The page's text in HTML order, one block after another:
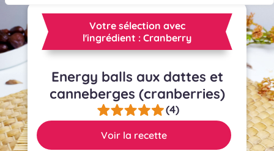
INGRÉDIENTS
LECTURES CULINAIRES
SOUMETTRE UNE RECETTE
BOUTIQUE
Votre sélection avec
l'ingrédient : Cranberry
Energy balls aux dattes et
canneberges (cranberries)
(4)
Voir la recette